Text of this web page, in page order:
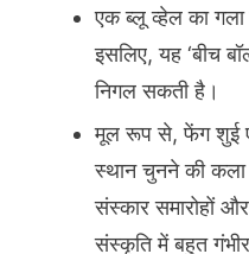
एक ब्लू व्हेल का गला
इसलिए, यह ‘बीच
निगल सकती है।
मूल रूप से, फेंग शुई
स्थान चुनने की
संस्कार समारोहों
संस्कृति में बहुत